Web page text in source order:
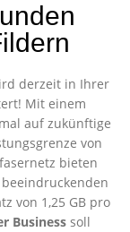
derzeit in Ihrer
Mit einem
auf zukünftige
von
bieten
von 1,25 GB pro
Business soll